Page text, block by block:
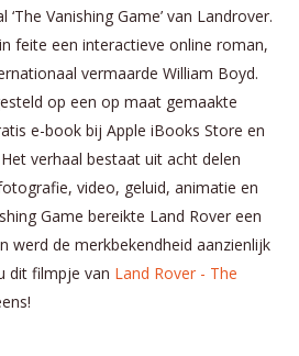
Vanishing Game’ van Landrover.
feite een interactieve online roman,
vermaarde William Boyd.
op een op maat gemaakte
e-book bij Apple iBooks Store en
verhaal bestaat uit acht delen
video, geluid, animatie en
Game bereikte Land Rover een
werd de merkbekendheid aanzienlijk
dit filmpje van Land Rover - The